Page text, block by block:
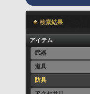
検索結果
アイテム
武器
道具
防具